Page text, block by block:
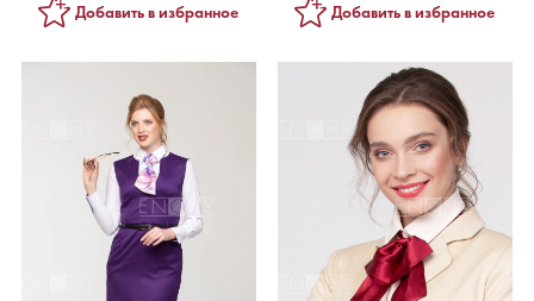
Добавить в избранное Добавить в избранное